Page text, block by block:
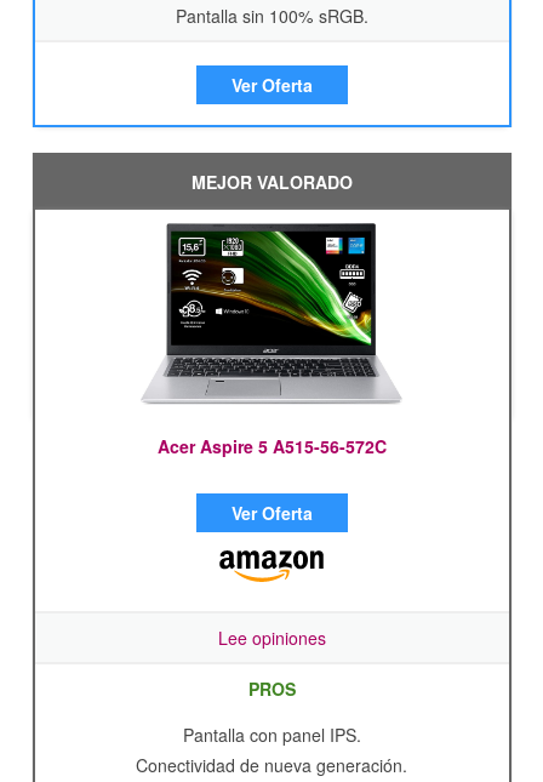
Pantalla sin 100% sRGB.
Ver Oferta
MEJOR VALORADO
Acer Aspire 5 A515-56-572C
Ver Oferta
Lee opiniones
PROS
Pantalla con panel IPS.
Conectividad de nueva generación.